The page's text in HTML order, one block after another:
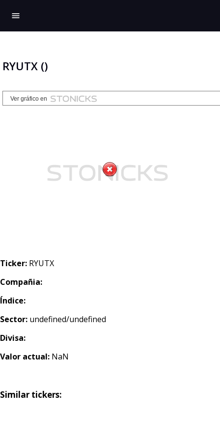
menu
RYUTX ()
Ticker: RYUTX
Compañia:
Índice:
Sector: undefined/undefined
Divisa:
Valor actual: NaN
Similar tickers: